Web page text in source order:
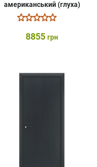
американський (глуха)
8855 грн